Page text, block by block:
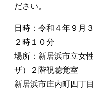
ださい。
日時：令和４年９月
２時１０分
場所：新居浜市立女
ザ）２階視聴覚室
新居浜市庄内町四丁